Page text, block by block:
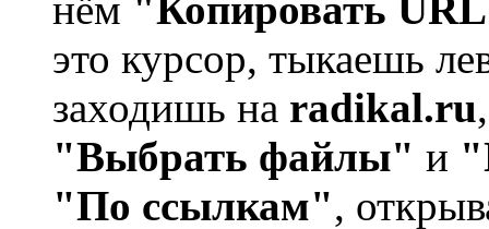
это курсор, тыкаешь
заходишь на radikal.ru
"Выбрать файлы" и
"По ссылкам",